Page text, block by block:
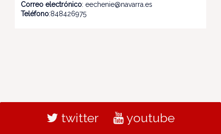
Correo electrónico: eechenie@navarra.es
Teléfono:848426975
twitter youtube